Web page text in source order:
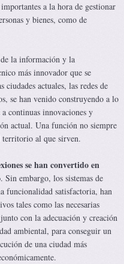
a la hora de gestionar
y bienes, como de
la información y la
más innovador que se
actuales, las redes de
se han venido construyendo a lo
continuas innovaciones y
actual. Una función no siempre
territorio al que sirven.
se han convertido en
. Sin embargo, los sistemas de
funcionalidad satisfactoria, han
tales como las necesarias
con la adecuación y creación
ambiental, para conseguir un
de una ciudad más